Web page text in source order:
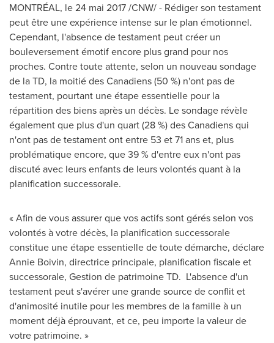
MONTRÉAL, le 24 mai 2017 /CNW/ - Rédiger son testament
peut être une expérience intense sur le plan émotionnel.
Cependant, l'absence de testament peut créer un
bouleversement émotif encore plus grand pour nos
proches. Contre toute attente, selon un nouveau sondage
de la TD, la moitié des Canadiens (50 %) n'ont pas de
testament, pourtant une étape essentielle pour la
répartition des biens après un décès. Le sondage révèle
également que plus d'un quart (28 %) des Canadiens qui
n'ont pas de testament ont entre 53 et 71 ans et, plus
problématique encore, que 39 % d'entre eux n'ont pas
discuté avec leurs enfants de leurs volontés quant à la
planification successorale.
« Afin de vous assurer que vos actifs sont gérés selon vos
volontés à votre décès, la planification successorale
constitue une étape essentielle de toute démarche, déclare
Annie Boivin, directrice principale, planification fiscale et
successorale, Gestion de patrimoine TD. L'absence d'un
testament peut s'avérer une grande source de conflit et
d'animosité inutile pour les membres de la famille à un
moment déjà éprouvant, et ce, peu importe la valeur de
votre patrimoine. »